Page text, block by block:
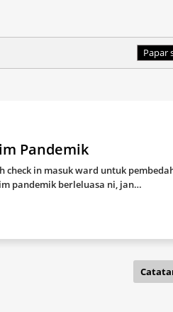
Papar
Pandemik
check in masuk ward untuk
pandemik berleluasa ni, jan…